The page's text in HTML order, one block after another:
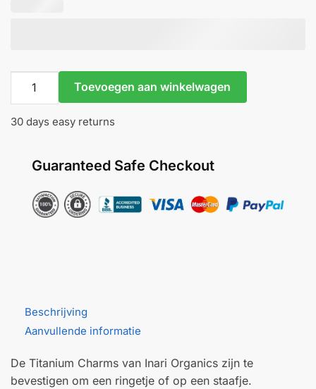
Charm
CZ
aantal
Toevoegen aan winkelwagen
30 days easy returns
Guaranteed Safe Checkout
Beschrijving
Aanvullende informatie
De Titanium Charms van Inari Organics zijn te
bevestigen om een ringetje of op een staafje.